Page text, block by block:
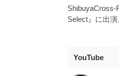
ShibuyaCross-
Select』に出演
YouTube